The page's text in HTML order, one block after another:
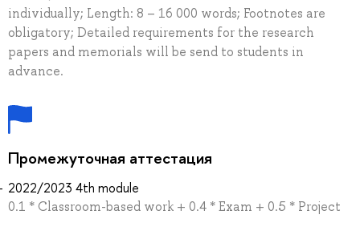
individually; Length: 8 – 16 000 words; Footnotes are
obligatory; Detailed requirements for the research
papers and memorials will be send to students in
advance.
Промежуточная аттестация
2022/2023 4th module
0.1 * Classroom-based work + 0.4 * Exam + 0.5 * Project